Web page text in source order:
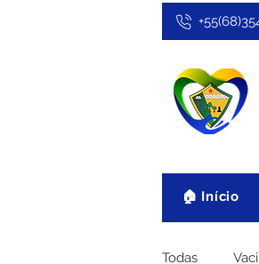
🏠 Início
Todas